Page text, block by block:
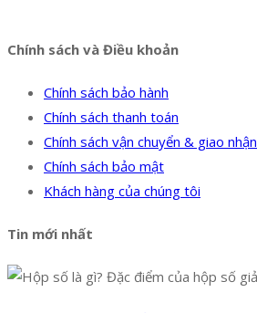
Chính sách và Điều khoản
Chính sách bảo hành
Chính sách thanh toán
Chính sách vận chuyển & giao nhận
Chính sách bảo mật
Khách hàng của chúng tôi
Tin mới nhất